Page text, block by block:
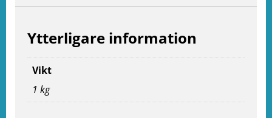
Ytterligare information
Vikt
1 kg